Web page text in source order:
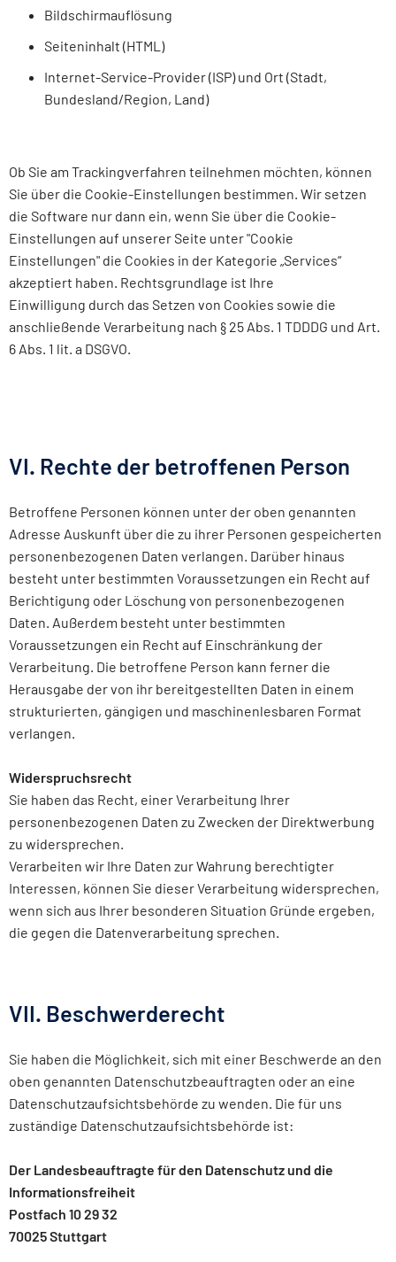
Bildschirmauflösung
Seiteninhalt (HTML)
Internet-Service-Provider (ISP) und Ort (Stadt,
Bundesland/Region, Land)
Ob Sie am Trackingverfahren teilnehmen möchten, können
Sie über die Cookie-Einstellungen bestimmen. Wir setzen
die Software nur dann ein, wenn Sie über die Cookie-
Einstellungen auf unserer Seite unter "Cookie
Einstellungen" die Cookies in der Kategorie „Services“
akzeptiert haben. Rechtsgrundlage ist Ihre
Einwilligung durch das Setzen von Cookies sowie die
anschließende Verarbeitung nach § 25 Abs. 1 TDDDG und Art.
6 Abs. 1 lit. a DSGVO.
VI. Rechte der betroffenen Person
Betroffene Personen können unter der oben genannten
Adresse Auskunft über die zu ihrer Personen gespeicherten
personenbezogenen Daten verlangen. Darüber hinaus
besteht unter bestimmten Voraussetzungen ein Recht auf
Berichtigung oder Löschung von personenbezogenen
Daten. Außerdem besteht unter bestimmten
Voraussetzungen ein Recht auf Einschränkung der
Verarbeitung. Die betroffene Person kann ferner die
Herausgabe der von ihr bereitgestellten Daten in einem
strukturierten, gängigen und maschinenlesbaren Format
verlangen.
Widerspruchsrecht
Sie haben das Recht, einer Verarbeitung Ihrer
personenbezogenen Daten zu Zwecken der Direktwerbung
zu widersprechen.
Verarbeiten wir Ihre Daten zur Wahrung berechtigter
Interessen, können Sie dieser Verarbeitung widersprechen,
wenn sich aus Ihrer besonderen Situation Gründe ergeben,
die gegen die Datenverarbeitung sprechen.
VII. Beschwerderecht
Sie haben die Möglichkeit, sich mit einer Beschwerde an den
oben genannten Datenschutzbeauftragten oder an eine
Datenschutzaufsichtsbehörde zu wenden. Die für uns
zuständige Datenschutzaufsichtsbehörde ist:
Der Landesbeauftragte für den Datenschutz und die
Informationsfreiheit
Postfach 10 29 32
70025 Stuttgart